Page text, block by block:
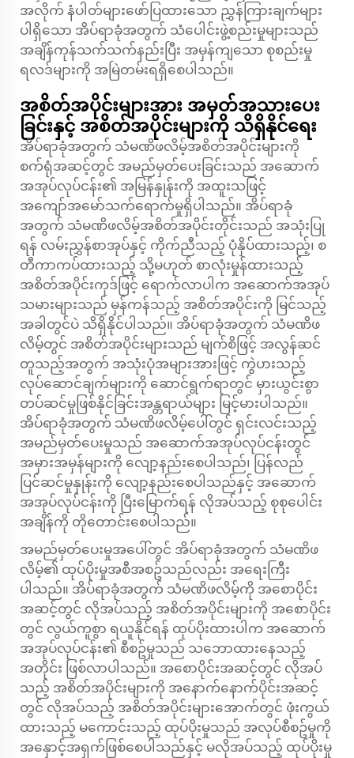
အလိုက် နံပါတ်များဖော်ပြထားသော ညွှန်ကြားချက်များ
ပါရှိသော အိပ်ရာခုံအတွက် သံပေါင်းဖွဲ့စည်းမှုများသည်
အချိန်ကုန်သက်သက်နည်းပြီး အမှန်ကျသော စုစည်းမှု
ရလဒ်များကို အမြဲတမ်းရရှိစေပါသည်။
အစိတ်အပိုင်းများအား အမှတ်အသားပေး
ခြင်းနှင့် အစိတ်အပိုင်းများကို သိရှိနိုင်ရေး
အိပ်ရာခုံအတွက် သံမဏိဖလိမ့်အစိတ်အပိုင်းများကို
စက်ရုံအဆင့်တွင် အမည်မှတ်ပေးခြင်းသည် အဆောက်
အအုပ်လုပ်ငန်း၏ အမြန်နှုန်းကို အထူးသဖြင့်
အကျော်အမော်သက်ရောက်မှုရှိပါသည်။ အိပ်ရာခုံ
အတွက် သံမဏိဖလိမ့်အစိတ်အပိုင်းတိုင်းသည် အသုံးပြု
ရန် လမ်းညွှန်စာအုပ်နှင့် ကိုက်ညီသည့် ပုံနှိပ်ထားသည့်၊ စ
တီကာကပ်ထားသည့် သို့မဟုတ် စာလုံးမှုန်ထားသည့်
အစိတ်အပိုင်းကုဒ်ဖြင့် ရောက်လာပါက အဆောက်အအုပ်
သမားများသည် မှန်ကန်သည့် အစိတ်အပိုင်းကို မြင်သည့်
အခါတွင်ပဲ သိရှိနိုင်ပါသည်။ အိပ်ရာခုံအတွက် သံမဏိဖ
လိမ့်တွင် အစိတ်အပိုင်းများသည် မျက်စိဖြင့် အလွန်ဆင်
တူသည့်အတွက် အသုံးပုံအများအားဖြင့် ကွဲပားသည့်
လုပ်ဆောင်ချက်များကို ဆောင်ရွက်ရာတွင် မှားယွင်းစွာ
တပ်ဆင်မှုဖြစ်နိုင်ခြင်းအန္တရာယ်များ မြင့်မားပါသည်။
အိပ်ရာခုံအတွက် သံမဏိဖလိမ့်ပေါ်တွင် ရှင်းလင်းသည့်
အမည်မှတ်ပေးမှုသည် အဆောက်အအုပ်လုပ်ငန်းတွင်
အမှားအမှန်များကို လျော့နည်းစေပါသည်၊ ပြန်လည်
ပြင်ဆင်မှုနှုန်းကို လျော့နည်းစေပါသည်နှင့် အဆောက်
အအုပ်လုပ်ငန်းကို ပြီးမြောက်ရန် လိုအပ်သည့် စုစုပေါင်း
အချိန်ကို တိုတောင်းစေပါသည်။
အမည်မှတ်ပေးမှုအပေါ်တွင် အိပ်ရာခုံအတွက် သံမဏိဖ
လိမ့်၏ ထုပ်ပိုးမှုအစီအစဥ်သည်လည်း အရေးကြီး
ပါသည်။ အိပ်ရာခုံအတွက် သံမဏိဖလိမ့်ကို အစောပိုင်း
အဆင့်တွင် လိုအပ်သည့် အစိတ်အပိုင်းများကို အစောပိုင်း
တွင် လွယ်ကူစွာ ရယူနိုင်ရန် ထုပ်ပိုးထားပါက အဆောက်
အအုပ်လုပ်ငန်း၏ စီစဥ်မှုသည် သဘောထားနေသည့်
အတိုင်း ဖြစ်လာပါသည်။ အစောပိုင်းအဆင့်တွင် လိုအပ်
သည့် အစိတ်အပိုင်းများကို အနောက်နောက်ပိုင်းအဆင့်
တွင် လိုအပ်သည့် အစိတ်အပိုင်းများအောက်တွင် ဖုံးကွယ်
ထားသည့် မကောင်းသည့် ထုပ်ပိုးမှုသည် အလုပ်စီစဥ်မှုကို
အနှောင့်အရှက်ဖြစ်စေပါသည်နှင့် မလိုအပ်သည့် ထုပ်ပိုးမှု